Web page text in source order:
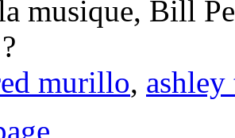
musique, Bill
murillo, ashley